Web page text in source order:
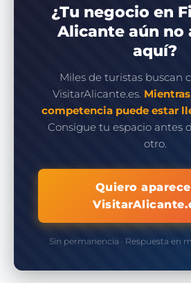
¿Tu negocio en
Alicante aún no
aquí?
Miles de turistas buscan
VisitarAlicante.es.
competencia puede estar
Consigue tu espacio antes
otro.
Quiero
Sin permanencia · Respuesta en